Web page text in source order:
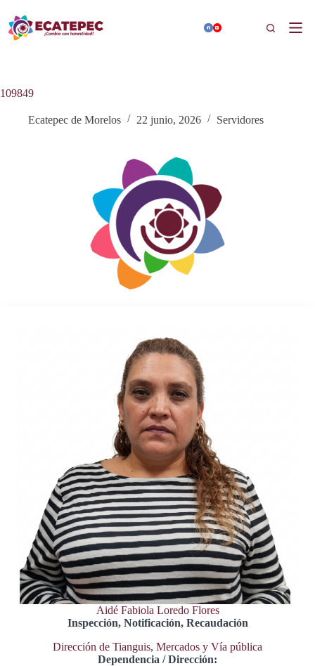
contenido
Buscar
109849
Ecatepec de Morelos 22 junio, 2026 Servidores
Aidé Fabiola Loredo Flores
Inspección, Notificación, Recaudación
Dirección de Tianguis, Mercados y Vía pública
Dependencia / Dirección: